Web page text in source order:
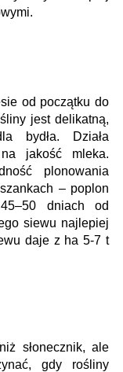
od początku do
jest delikatną,
bydła. Działa
jakość mleka.
plonowania
– poplon
dniach od
siewu najlepiej
daje z ha 5-7 t
słonecznik, ale
gdy rośliny